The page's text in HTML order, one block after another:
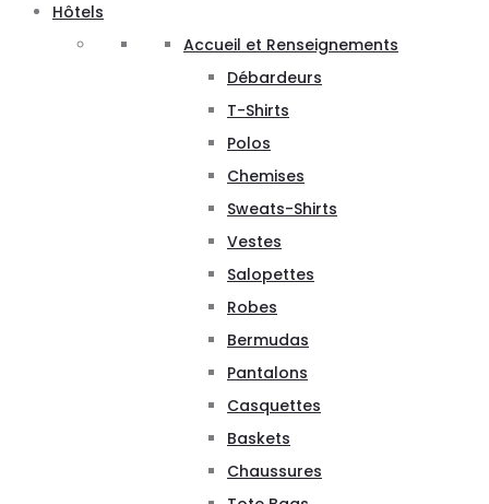
Hôtels
Accueil et Renseignements
Débardeurs
T-Shirts
Polos
Chemises
Sweats-Shirts
Vestes
Salopettes
Robes
Bermudas
Pantalons
Casquettes
Baskets
Chaussures